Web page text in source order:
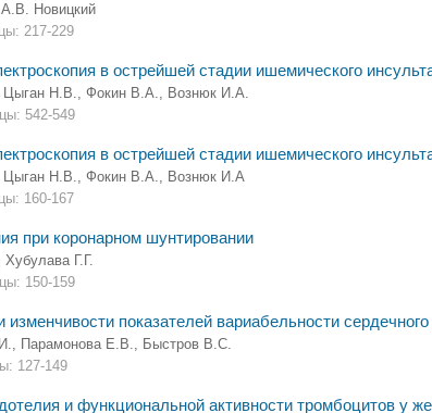
Новицкий
217-229
в острейшей стадии ишемического
Н.В., Фокин В.А., Вознюк И.А.
542-549
в острейшей стадии ишемического
Н.В., Фокин В.А., Вознюк И.А
160-167
при коронарном шунтировании
Г.Г.
150-159
изменчивости показателей вариабельности
Парамонова Е.В., Быстров В.С.
127-149
и функциональной активности тромбоцитов у